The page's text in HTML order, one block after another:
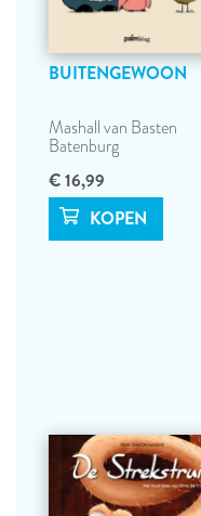
BUITENGEWOON
Mashall van Basten
Batenburg
€ 16,99